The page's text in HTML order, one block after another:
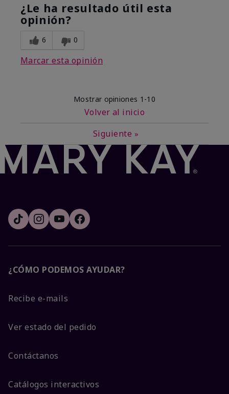
¿Le ha resultado útil esta
opinión?
6 0
Marcar esta opinión
Mostrar opiniones 1-10
Volver al inicio
Siguiente »
¿CÓMO PODEMOS AYUDAR?
Recibe e-mails
Ver estado del pedido
Contáctanos
Catálogos interactivos